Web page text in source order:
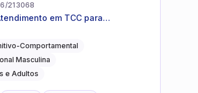
213068
em TCC para
desenvolvimento de autonomia
Comportamental
Masculina
e Adultos